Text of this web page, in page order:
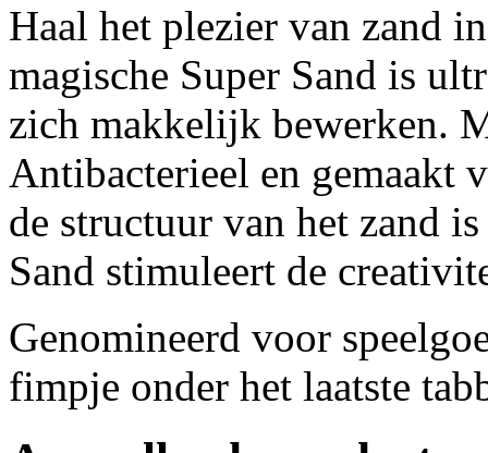
Haal het plezier van zand
magische Super Sand is
zich makkelijk bewerken.
Antibacterieel en gemaakt
de structuur van het zand
Sand stimuleert de
Genomineerd voor
fimpje onder het laatste